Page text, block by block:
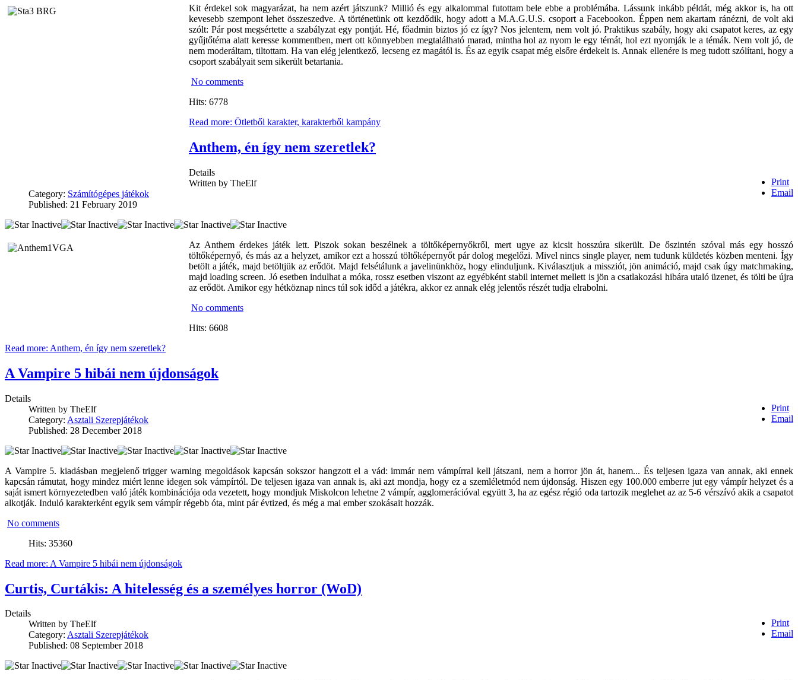
Kit érdekel sok magyarázat, ha nem azért játszunk? Millió és egy alkalommal futottam bele ebbe a problémába. Lássunk inkább példát, még akkor is, ha ott
kevesebb szempont lehet összeszedve. A történetünk ott kezdődik, hogy adott a M.A.G.U.S. csoport a Facebookon. Éppen nem akartam ránézni, de volt aki
szólt: Pár post megsértette a szabályzat egy pontját. Hé, főadmin biztos jó ez így? Nos jelentem, nem volt jó. Praktikus szabály, hogy aki csapatot keres, az egy
gyűjtőtéma alatt keresse kommentben, mert ott könnyebben megtalálható marad, mintha hol az nyom le egy témát, hol ezt nyomják le a témák. Nem volt jó, de
nem moderáltam, tiltottam. Ha van elég jelentkező, lecseng ez magától is. És az egyik csapat még elsőre érdekelt is. Annak ellenére is meg tudott szólítani, hogy a
csoport szabályait sem sikerült betartania.
No comments
Hits: 6778
Read more: Ötletből karakter, karakterből kampány
Anthem, én így nem szeretlek?
Print
Email
Details
Written by TheElf
Category: Számítógépes játékok
Published: 21 February 2019
Az Anthem érdekes játék lett. Piszok sokan beszélnek a töltőképernyőkről, mert ugye az kicsit hosszúra sikerült. De őszintén szóval más egy hosszó
töltőképernyő, és más az a helyzet, amikor ezt a hosszú töltőképernyőt pár dolog megelőzi. Mivel nincs single player, nem tudunk küldetés közben menteni. Így
betölt a játék, majd betöltjük az erődöt. Majd felsétálunk a javelinünkhöz, hogy elinduljunk. Kiválasztjuk a missziót, jön animáció, majd csak úgy matchmaking,
majd loading screen. Jó esetben indulhat a móka, rossz esetben viszont az egyébként stabil internet mellett is jön a csatlakozási hibára utaló üzenet, és tölti be újra
az erődöt. Amikor egy hétköznap nincs túl sok időd a játékra, akkor ez annak elég jelentős részét tudja elrabolni.
No comments
Hits: 6608
Read more: Anthem, én így nem szeretlek?
A Vampire 5 hibái nem újdonságok
Print
Email
Details
Written by TheElf
Category: Asztali Szerepjátékok
Published: 28 December 2018
A Vampire 5. kiadásban megjelenő trigger warning megoldások kapcsán sokszor hangzott el a vád: immár nem vámpírral kell játszani, nem a horror jön át, hanem... És teljesen igaza van annak, aki ennek
kapcsán rámutat, hogy mindez miért lenne idegen sok vámpírtól. De teljesen igaza van annak is, aki azt mondja, hogy ez a szemléletmód nem újdonság. Hiszen egy 100.000 emberre jut egy vámpír helyzet és a
saját ismert környezetedben való játék kombinációja oda vezetett, hogy mondjuk Miskolcon lehetne 2 vámpír, agglomerációval együtt 3, ha az egész régió oda tartozik meglehet az az 5-6 vérszívó akik a csapatot
alkotják. Induló karakterként egyik sem vámpír régebb óta, mint pár évtized, és még a mai ember szokásait hozzák.
No comments
Hits: 35360
Read more: A Vampire 5 hibái nem újdonságok
Curtis, Curtákis: A hitelesség és a személyes horror (WoD)
Print
Email
Details
Written by TheElf
Category: Asztali Szerepjátékok
Published: 08 September 2018